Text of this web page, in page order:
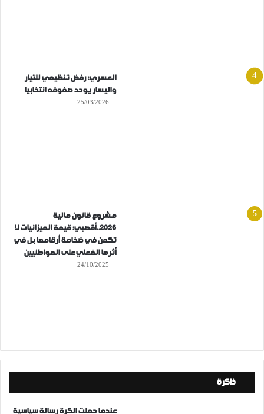
العسري: رفض تنظيمي للتيار
واليسار يوحد صفوفه انتخابيا
25/03/2026
مشروع قانون مالية
2026..أقصبي: قيمة الميزانيات لا
تكمن في ضخامة أرقامها بل في
أثرها الفعلي على المواطنيين
24/10/2025
ذاكرة
عندما حملت الكرة رسالة سياسية